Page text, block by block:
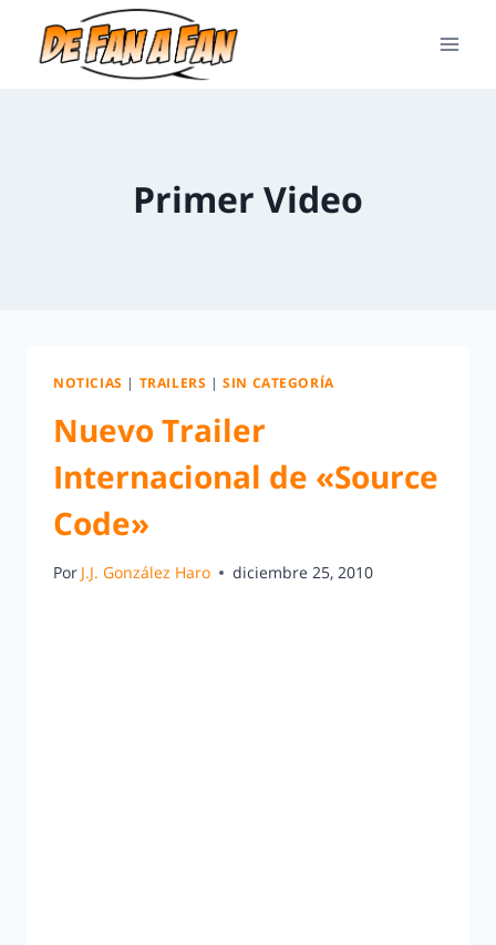
Primer Video
NOTICIAS | TRAILERS |SIN CATEGORÍA
Nuevo Trailer
Internacional de «Source
Code»
Por J.J. González Haro diciembre 25, 2010